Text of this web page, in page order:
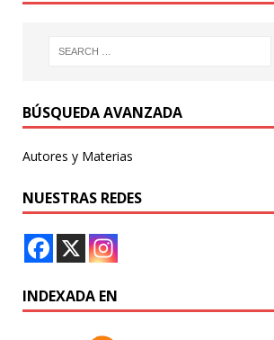
BÚSQUEDA AVANZADA
Autores y Materias
NUESTRAS REDES
INDEXADA EN